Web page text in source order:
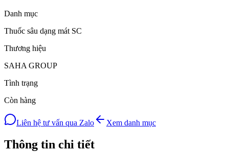
Danh mục
Thuốc sâu dạng mát SC
Thương hiệu
SAHA GROUP
Tình trạng
Còn hàng
Liên hệ tư vấn qua Zalo Xem danh mục
Thông tin chi tiết